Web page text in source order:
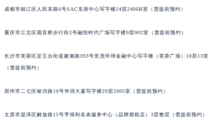
成都市锦江区人民东路6号SAC东原中心写字楼24层2406B室（需提前预约）
重庆市江北区观音桥步行街2号融恒时代广场写字楼9层902室（需提前预约）
长沙市芙蓉区定王台街道建湘路393号世茂环球金融中心写字楼（芙蓉广场）10层13室
（需提前预约）
郑州市二七区铭功路10号华润大厦写字楼29层2905室（需提前预约）
太原市迎泽区解放路15号亨得利名表服务中心（品牌授权店）3层整层（需提前预约）